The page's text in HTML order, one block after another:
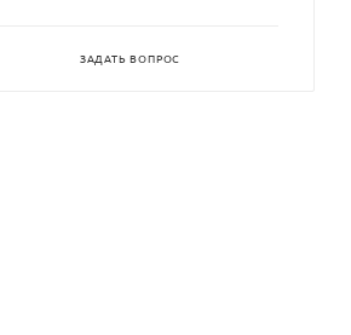
ЗАДАТЬ ВОПРОС